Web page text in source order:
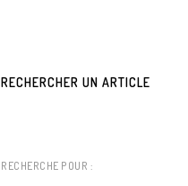
RECHERCHER UN ARTICLE
RECHERCHE POUR :